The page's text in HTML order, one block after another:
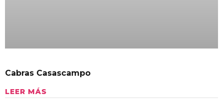
Cabras Casascampo
LEER MÁS